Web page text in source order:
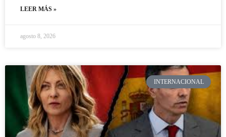
LEER MÁS »
agosto 8, 2026
INTERNACIONAL